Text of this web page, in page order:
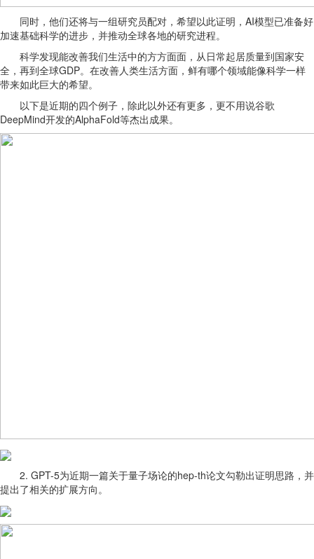
同时，他们还将与一组研究员配对，希望以此证明，AI模型已准备好
加速基础科学的进步，并推动全球各地的研究进程。
科学发现能改善我们生活中的方方面面，从日常起居质量到国家安
全，再到全球GDP。在改善人类生活方面，鲜有哪个领域能像科学一样
带来如此巨大的希望。
以下是近期的四个例子，除此以外还有更多，更不用说谷歌
DeepMind开发的AlphaFold等杰出成果。
2. GPT-5为近期一篇关于量子场论的hep-th论文勾勒出证明思路，并
提出了相关的扩展方向。